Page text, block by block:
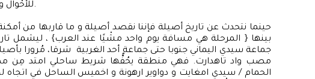
للأحْوال و ظَواهر الاستقرار البشري بالمنطقة.
حينما نتحدث عن تاريخ أصيلة فإننا نقصد أصيلة و ما قاربها من
بينها { المرحلة هي مسافة يوم واحد مشْيًا عند العرب} ، ليشمل
جماعة سيدي اليماني جنوبا حتى جماعة أحد الغربية شرقا، مُرورا
مصب واد تاهدارت. فهي منطقة يحُفُّها شريط ساحلي امتد مِن
الحمام / سيدي امغايت و دواوير ارهونة و اخميس الساحل في اتجاه